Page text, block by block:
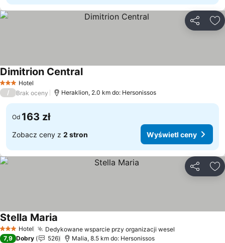
3 Kategoria
Hotel
Dimitrion CentralWyświetl ceny
/ Brak oceny Heraklion, 2.0 km do: Hersonissos
Od 163 zł
Zobacz ceny z 2 stron Wyświetl ceny
3 Kategoria
Hotel Dedykowane wsparcie przy organizacji wesel
Stella Maria
7,9 Dobry 526 Malia, 8.5 km do: Hersonissos